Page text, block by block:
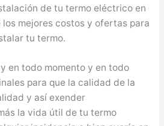
de tu termo eléctrico en
los mejores costos y ofertas para
tu termo.
en todo momento y en todo
para que la calidad de la
y así exender
la vida útil de tu termo